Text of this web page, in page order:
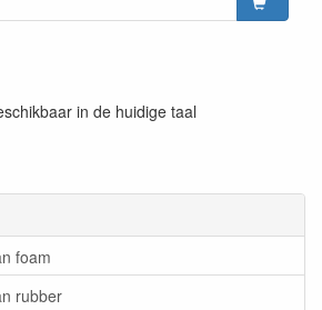
foam
rubber
in de huidige taal